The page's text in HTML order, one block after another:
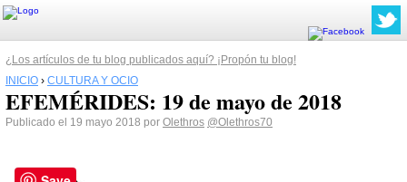
¿Los artículos de tu blog publicados aquí? ¡Propón tu blog!
INICIO › CULTURA Y OCIO
EFEMÉRIDES: 19 de mayo de 2018
Publicado el 19 mayo 2018 por Olethros @Olethros70